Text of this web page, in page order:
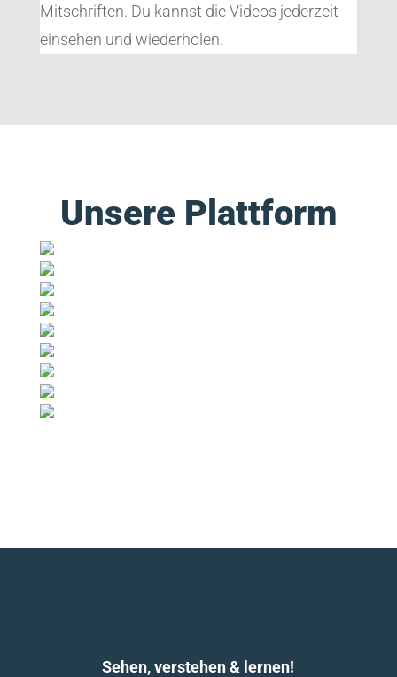
Mitschriften. Du kannst die Videos jederzeit
einsehen und wiederholen.
Unsere Plattform
Sehen, verstehen & lernen!